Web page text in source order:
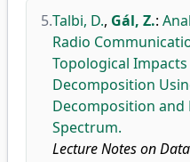
5.Talbi, D., Gál, Z.:
Radio
Topological
Decomposition
Decomposition
Spectrum.
Lecture Notes on